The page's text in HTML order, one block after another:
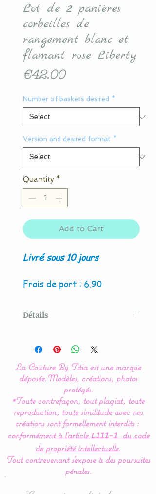
Lot de 2 panières
corbeilles de
rangement blanc et
flamant rose Liberty
€42.00Price
Number of baskets desired *
Version and desired format *
Quantity *
Add to Cart
Livré sous 10 jours
Frais de port : 6.90
Détails
By Titia
Lot de 2 panières, pochons
ou corbeilles de
rangement.
Disponible en 2 versions :
ronde ou carrée.
Très pratique, pour ranger
les produits de soins de
La Couture By Titia est une marque
déposée.Modèles, créations, photos
protégés.
*Toute contrefaçon, tout plagiat, toute
reproduction, toute similitude avec nos
créations sont formellement interdits :
conformémentà l’article L111-1
du code
de propriété intellectuelle.
Tout contrevenant s'expose à des poursuites
pénales.